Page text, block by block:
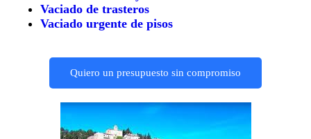
Vaciado de trasteros
Vaciado urgente de pisos
Quiero un presupuesto sin compromiso